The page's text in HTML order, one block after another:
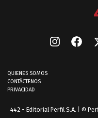
QUIENES SOMOS
CONTÁCTENOS
PRIVACIDAD
442 - Editorial Perfil S.A. | ©